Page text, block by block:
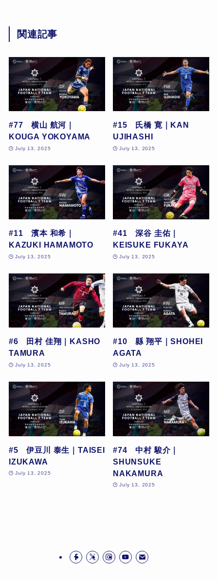
関連記事
#77 横山 航河｜
KOUGA YOKOYAMA
July 13, 2025
#15 氏橋 寛｜KAN
UJIHASHI
July 13, 2025
#11 濱本 和希｜
KAZUKI HAMAMOTO
July 13, 2025
#41 深谷 圭佑｜
KEISUKE FUKAYA
July 13, 2025
#6 田村 佳翔｜KASHO
TAMURA
July 13, 2025
#10 縣 翔平｜SHOHEI
AGATA
July 13, 2025
#5 伊豆川 泰生｜TAISEI
IZUKAWA
July 13, 2025
#74 中村 駿介｜
SHUNSUKE
NAKAMURA
July 13, 2025